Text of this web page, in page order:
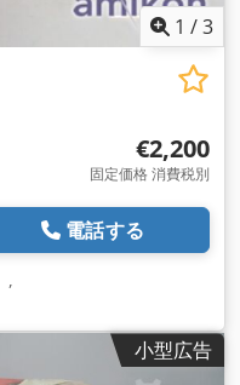
1 /3
€2,200
固定価格 消費税別
電話する
,
小型広告